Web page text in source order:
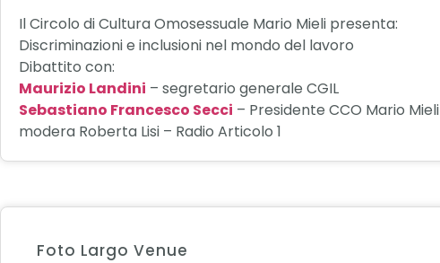
Il Circolo di Cultura Omosessuale Mario Mieli presenta:
Discriminazioni e inclusioni nel mondo del lavoro
Dibattito con:
Maurizio Landini – segretario generale CGIL
Sebastiano Francesco Secci – Presidente CCO Mario Mieli
modera Roberta Lisi – Radio Articolo 1
Foto Largo Venue